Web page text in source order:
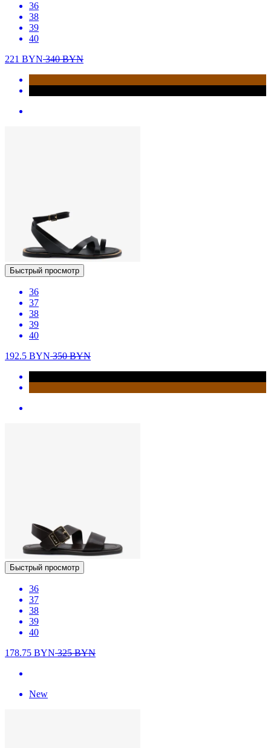
36
38
39
40
221 BYN340BYN
Быстрый просмотр
36
37
38
39
40
192.5 BYN350BYN
Быстрый просмотр
36
37
38
39
40
178.75 BYN325BYN
New